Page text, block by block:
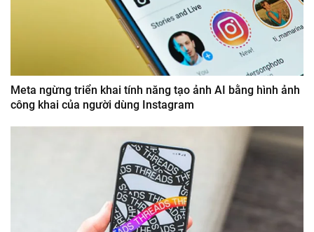
Meta ngừng triển khai tính năng tạo ảnh AI bằng hình ảnh
công khai của người dùng Instagram